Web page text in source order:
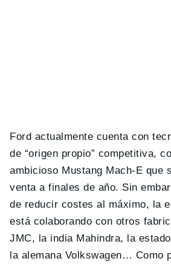
Ford actualmente cuenta con
de “origen propio” competitiva,
ambicioso Mustang Mach-E que
venta a finales de año. Sin
de reducir costes al máximo, la
está colaborando con otros
JMC, la india Mahindra, la
la alemana Volkswagen… Como